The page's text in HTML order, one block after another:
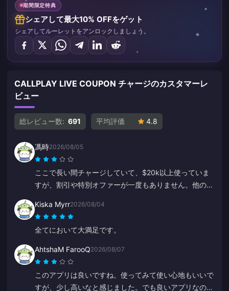
期間限定特典
シェアして最大10% OFFをゲット
シェアしてルーレットをアンロックしましょう。
CALLPLAY LIVE COUPON チャージのカスタマーレ
ビュー
総レビュー数: 691 平均評価 4.8
馮時2026/08/05
ここで長い間チャージしていて、$20k以上使っていま
すが、割引や特別オファーが一度もありません。他のプ
ます。常連客への特典がないのは残念です。
Kiska Myrr2026/08/04
全てにおいて大満足です。
AhtshaM FarooQ2026/08/07
このアプリは良いですね。使ってみて使い心地もいいで
すが、少し高いなと感じました。でも良いアプリなの